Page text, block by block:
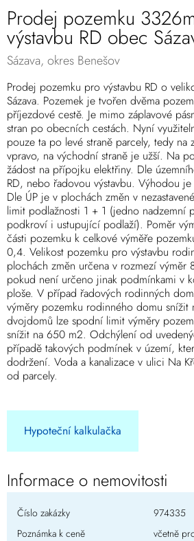
Prodej pozemku
výstavbu RD obec
Sázava, okres Benešov
Prodej pozemku pro výstavbu RD o
Sázava. Pozemek je tvořen dvěma
příjezdové cestě. Je mimo záplavové
stran po obecních cestách. Nyní
pouze ta po levé straně parcely, tedy na
vpravo, na východní straně je užší. Na
žádost na přípojku elektřiny. Dle
RD, nebo řadovou výstavbu. Výhodou
Dle ÚP je v plochách změn v
limit podlažnosti 1 + 1 (jedno nadzemní
podkroví i ustupující podlaží). Poměr
části pozemku k celkové výměře
0,4. Velikost pozemku pro výstavbu
plochách změn určena v rozmezí
pokud není určeno jinak podmínkami v
ploše. V případ řadových rodinných
výměry pozemku rodinného domu
dvojdomů lze spodní limit výměry
snížit na 650 m2. Odchýlení od
případě takových podmínek v území,
dodržení. Voda a kanalizace v ulici Na
od parcely.
Hypoteční kalkulačka
Informace o nemovitosti
Číslo zakázky
974335
Poznámka k ceně
včetně